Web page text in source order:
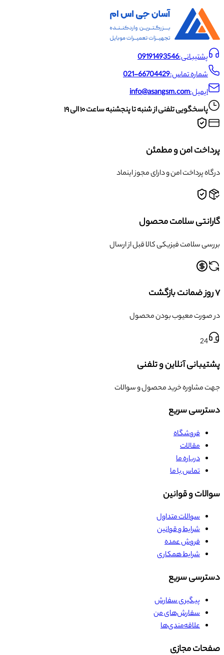
پشتیبانی:09191493546
شماره تماس:021-66704429
ایمیل:info@asangsm.com
پاسخگویی تلفنی از شنبه تا پنجشنبه ساعت ۱۰ الی ۱۹
پرداخت امن و مطمئن
درگاه پرداخت امن و دارای مجوز اینماد
گارانتی سلامت محصول
بررسی سلامت فیزیکی کالا قبل از ارسال
۷ روز ضمانت بازگشت
در صورت معیوب بودن محصول
24
پشتیبانی آنلاین و تلفنی
جهت مشاوره خرید محصول و سوالات
دسترسی سریع
فروشگاه
مقالات
درباره ما
تماس با ما
سوالات و قوانین
سوالات متداول
شرایط و قوانین
فروش عمده
شرایط همکاری
دسترسی سریع
پیگیری سفارش
سفارش‌های من
علاقه‌مندی‌ها
صفحات مجازی